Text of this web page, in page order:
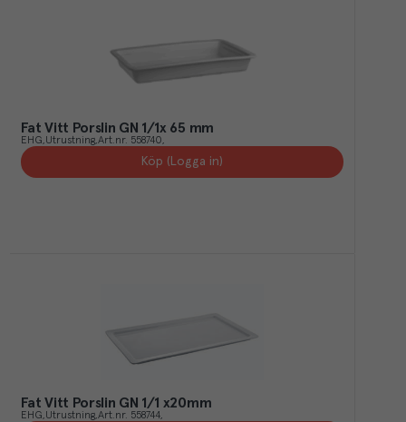
Fat Vitt Porslin GN 1/1x 65 mm
EHG Utrustning Art.nr. 558740
Köp (Logga in)
Fat Vitt Porslin GN 1/1 x20mm
EHG Utrustning Art.nr. 558744